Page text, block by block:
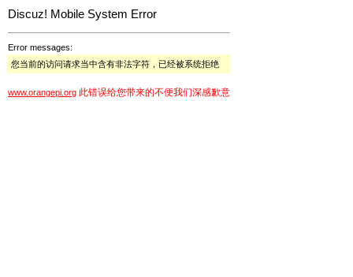
Discuz! Mobile System Error
Error messages:
您当前的访问请求当中含有非法字符，已经被系统拒绝
www.orangepi.org 此错误给您带来的不便我们深感歉意